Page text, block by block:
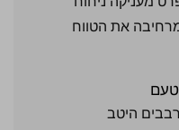
את הטווח
טעם
היטב